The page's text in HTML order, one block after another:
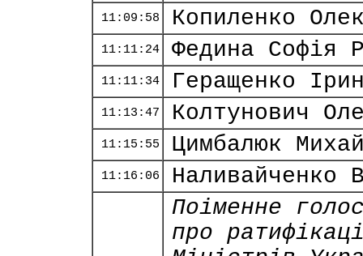
11:09:58 Копиленко
11:11:24 Федина Софія
11:11:34 Геращенко
11:13:47 Колтунович
11:15:55 Цимбалюк
11:16:06 Наливайченко
Поіменне
про